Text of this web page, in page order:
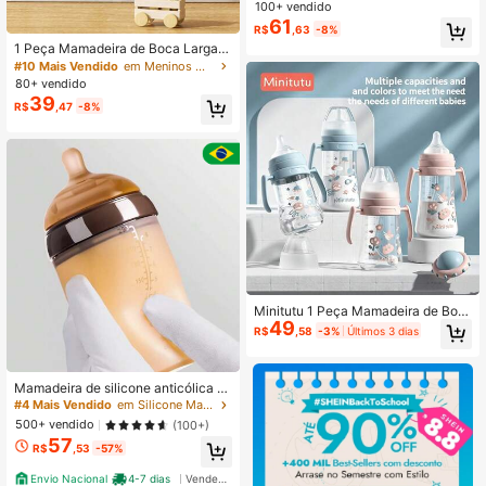
1 Peça Mamadeira de Boca Larga P
PSU, Anti-Cólica e Anti-Refluxo par
a Recém-Nascidos 0-6 Meses, Ma
madeira de Alimentação PPSU Sem
elhante ao Leite Materno
#10 Mais Vendido
em Meninos Mamadeiras e bicos
80+ vendido
R$39 ,47 -8%
Mamadeira de silicone anticólica N
atural Touch, mamadeira de silicon
e flexível, imitação de leite materno
#4 Mais Vendido
em Silicone Mamadeiras e bicos
500+ vendido
(100+)
R$57 ,53 -57%
Envio Nacional 4-7 dias
ista Adequada para Casa e Viagem
100+ vendido
R$61 ,63 -8%
Minitutu 1 Peça Mamadeira de Boc
a Larga 240ml/300ml Adequada pa
ra Diferentes Fases da Idade
R$49 ,58 -3% Últimos 3 dias